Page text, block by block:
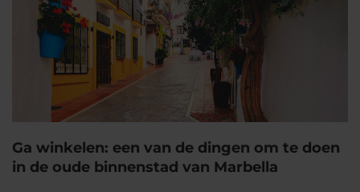
Ga winkelen: een van de dingen om te doen
in de oude binnenstad van Marbella